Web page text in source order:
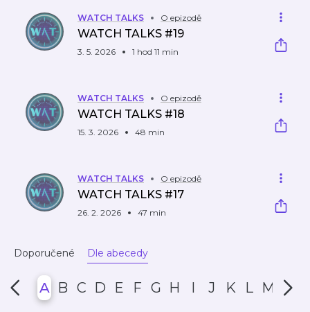
WATCH TALKS O epizodě
WATCH TALKS #19
3. 5. 2026 1 hod 11 min
WATCH TALKS O epizodě
WATCH TALKS #18
15. 3. 2026 48 min
WATCH TALKS O epizodě
WATCH TALKS #17
26. 2. 2026 47 min
Doporučené Dle abecedy
A B C D E F G H I J K L M N